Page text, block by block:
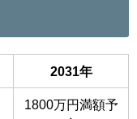
2031年
1800万円満額予